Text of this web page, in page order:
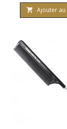
de
 Ajouter